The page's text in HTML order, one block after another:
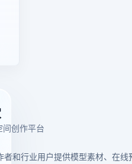
间创作平台
和行业用户提供模型素材、在线